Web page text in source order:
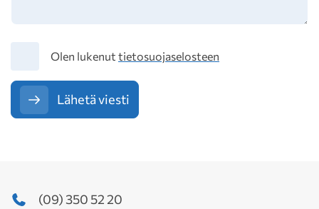
TietosuojaOlen lukenut tietosuojaselosteen
Lähetä viesti
(09) 350 52 20